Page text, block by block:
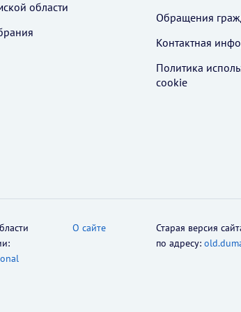
области
Обращения
Контактная
Политика
cookie
О сайте
Старая версия
по адресу: